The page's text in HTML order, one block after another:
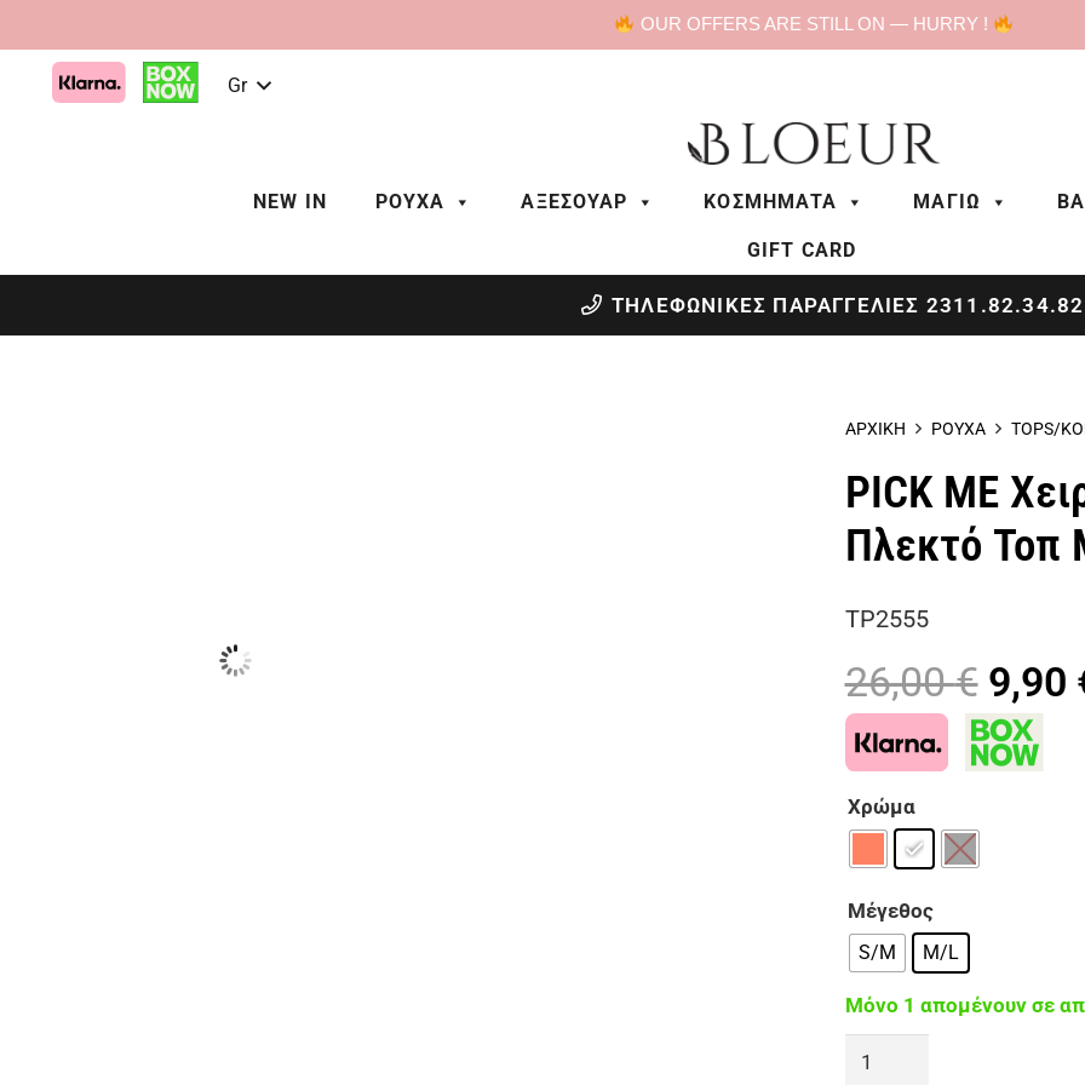
OUR OFFERS ARE STILL ON — HURRY !
Gr
NEW IN ΡΟΥΧΑ ΑΞΕΣΟΥΑΡ ΚΟΣΜΗΜΑΤΑ ΜΑΓΙΩ
GIFT CARD
ΤΗΛΕΦΩΝΙΚΕΣ ΠΑΡΑΓΓΕΛΙΕΣ 2311.82.34.82
ΑΡΧΙΚΗ ΡΟΥΧΑ TOPS/
PICK ME
Πλεκτό Τοπ
TP2555
26,00€
price
was:
26,00
9,90
Χρώμα
Μέγεθος
S/M M/L
Μόνο 1 απομένουν σε
PICK